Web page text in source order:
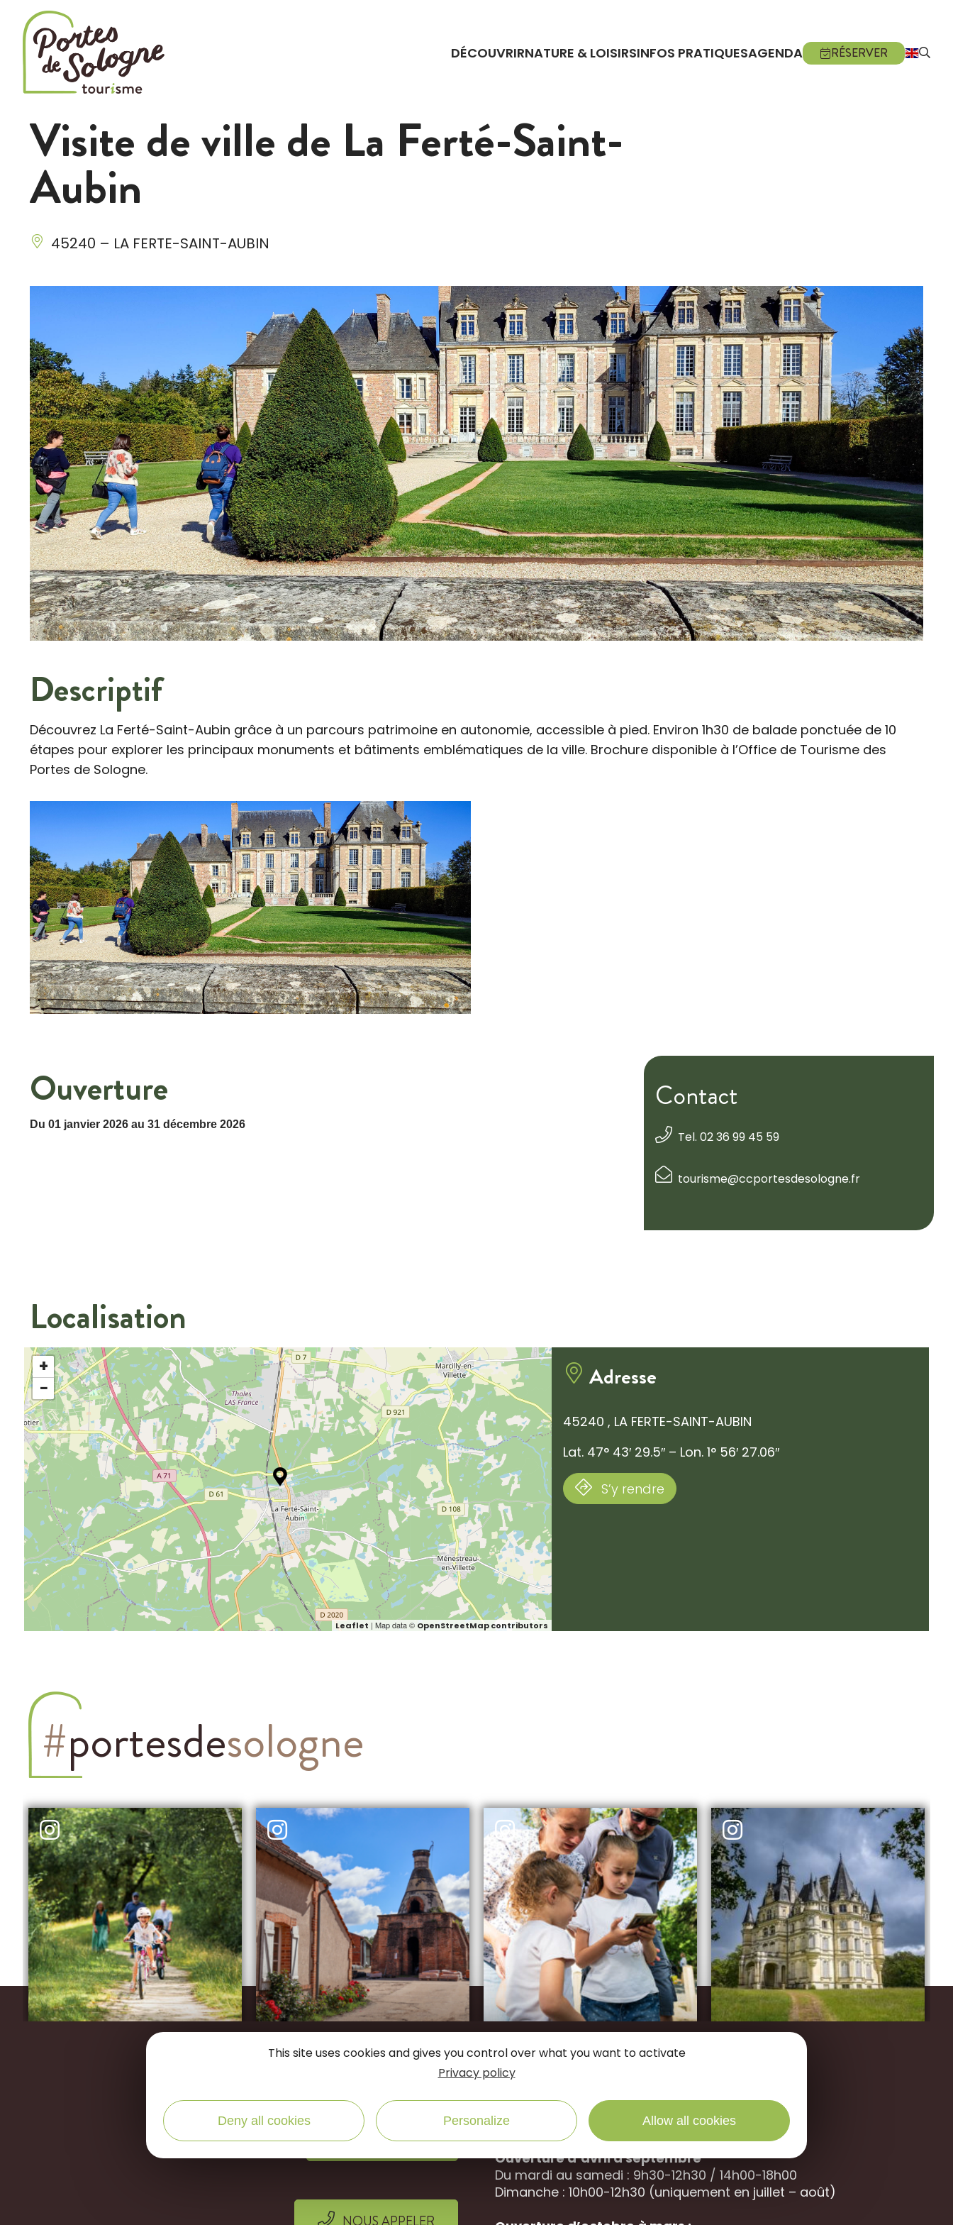
DÉCOUVRIRNATURE & LOISIRSINFOS PRATIQUESAGENDA RÉSERVER
Visite de ville de La Ferté-Saint-
Aubin
45240 – LA FERTE-SAINT-AUBIN
Descriptif
Découvrez La Ferté-Saint-Aubin grâce à un parcours patrimoine en autonomie, accessible à pied. Environ 1h30 de balade ponctuée de 10
étapes pour explorer les principaux monuments et bâtiments emblématiques de la ville. Brochure disponible à l’Office de Tourisme des
Portes de Sologne.
Ouverture
Du 01 janvier 2026 au 31 décembre 2026
Contact
Tel. 02 36 99 45 59
tourisme@ccportesdesologne.fr
Localisation
+
−
Leaflet | Map data © OpenStreetMap contributors
Adresse
45240 , LA FERTE-SAINT-AUBIN
Lat. 47° 43′ 29.5″ – Lon. 1° 56′ 27.06″
S’y rendre
#portesdesologne
Restonsconnectés Suivez-nous sur
NOUS ÉCRIRE
NOUS APPELER
Office de Tourisme des Portes de Sologne
Rue des jardins, 45240 LaFerté Saint-Aubin
Ouverture d’avril à septembre
Du mardi au samedi : 9h30-12h30 / 14h00-18h00
Dimanche : 10h00-12h30 (uniquement en juillet – août)
This site uses cookies and gives you control over what you want to activate
Privacy policy
Allow all cookies
Personalize
Deny all cookies